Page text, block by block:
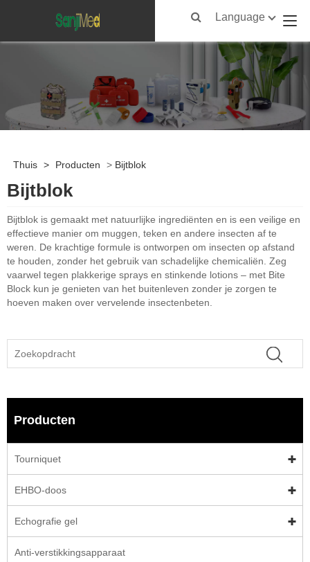
Language
Thuis > Producten > Bijtblok
Bijtblok
Bijtblok is gemaakt met natuurlijke ingrediënten en is een veilige en
effectieve manier om muggen, teken en andere insecten af ​​te
weren. De krachtige formule is ontworpen om insecten op afstand
te houden, zonder het gebruik van schadelijke chemicaliën. Zeg
vaarwel tegen plakkerige sprays en stinkende lotions – met Bite
Block kun je genieten van het buitenleven zonder je zorgen te
hoeven maken over vervelende insectenbeten.
Producten
Tourniquet
EHBO-doos
Echografie gel
Anti-verstikkingsapparaat